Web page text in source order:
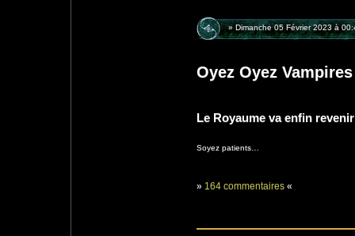
» Dimanche 05 Février 2023 à
Oyez Oyez
Le Royaume va enfin
Soyez patients…
» 164 commentaires «